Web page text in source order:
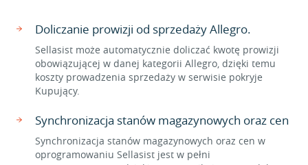
Doliczanie prowizji od sprzedaży Allegro.
Sellasist może automatycznie doliczać kwotę prowizji
obowiązującej w danej kategorii Allegro, dzięki temu
koszty prowadzenia sprzedaży w serwisie pokryje
Kupujący.
Synchronizacja stanów magazynowych oraz cen
Synchronizacja stanów magazynowych oraz cen w
oprogramowaniu Sellasist jest w pełni